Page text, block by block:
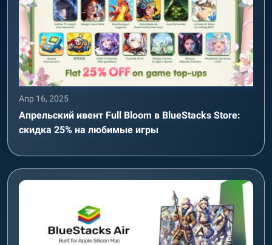
Апр 16, 2025
Апрельский ивент Full Bloom в BlueStacks Store:
скидка 25% на любимые игры